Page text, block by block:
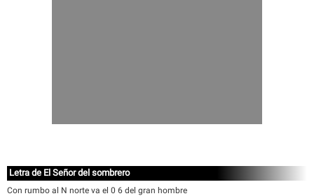
Letra de El Señor del sombrero
Con rumbo al N norte va el 0 6 del gran hombre